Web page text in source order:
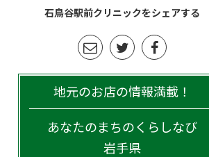
石鳥谷駅前クリニックをシェアする
地元のお店の情報満載！
あなたのまちのくらしなび
岩手県